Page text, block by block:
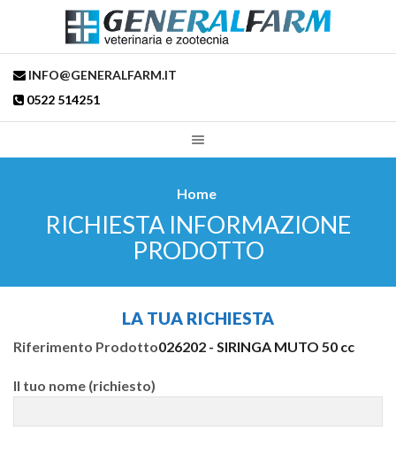
INFO@GENERALFARM.IT
0522 514251
Home
RICHIESTA INFORMAZIONE
PRODOTTO
LA TUA RICHIESTA
Riferimento Prodotto026202 - SIRINGA MUTO 50 cc
Il tuo nome (richiesto)